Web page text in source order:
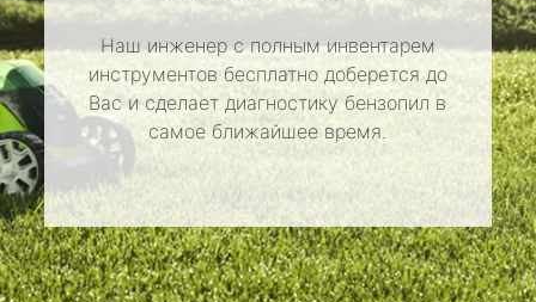
Наш инженер с полным инвентарем
инструментов бесплатно доберется до
Вас и сделает диагностику бензопил в
самое ближайшее время.